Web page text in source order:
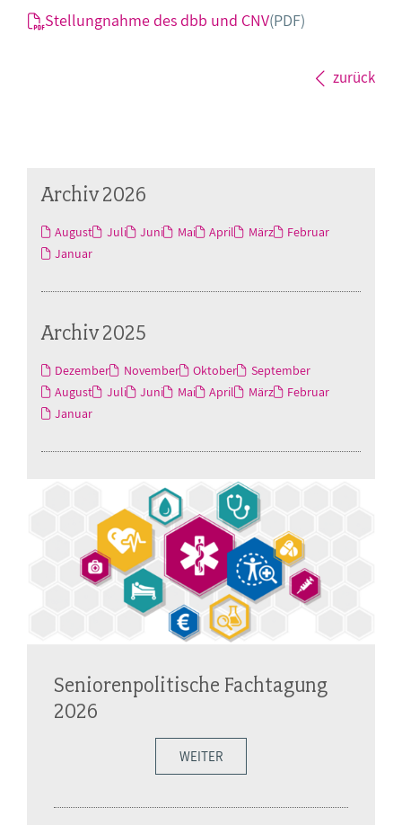
Stellungnahme des dbb und CNV(PDF)
zurück
Archiv 2026
August Juli Juni Mai April März
Februar
Januar
Archiv 2025
Dezember November Oktober
September
August
Juli Juni Mai April März
Februar
Januar
Seniorenpolitische Fachtagung
2026
WEITER